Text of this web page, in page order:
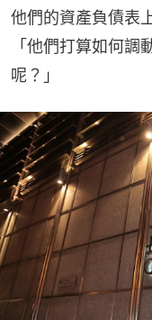
他們的資產負債表
「他們打算如何
呢？」